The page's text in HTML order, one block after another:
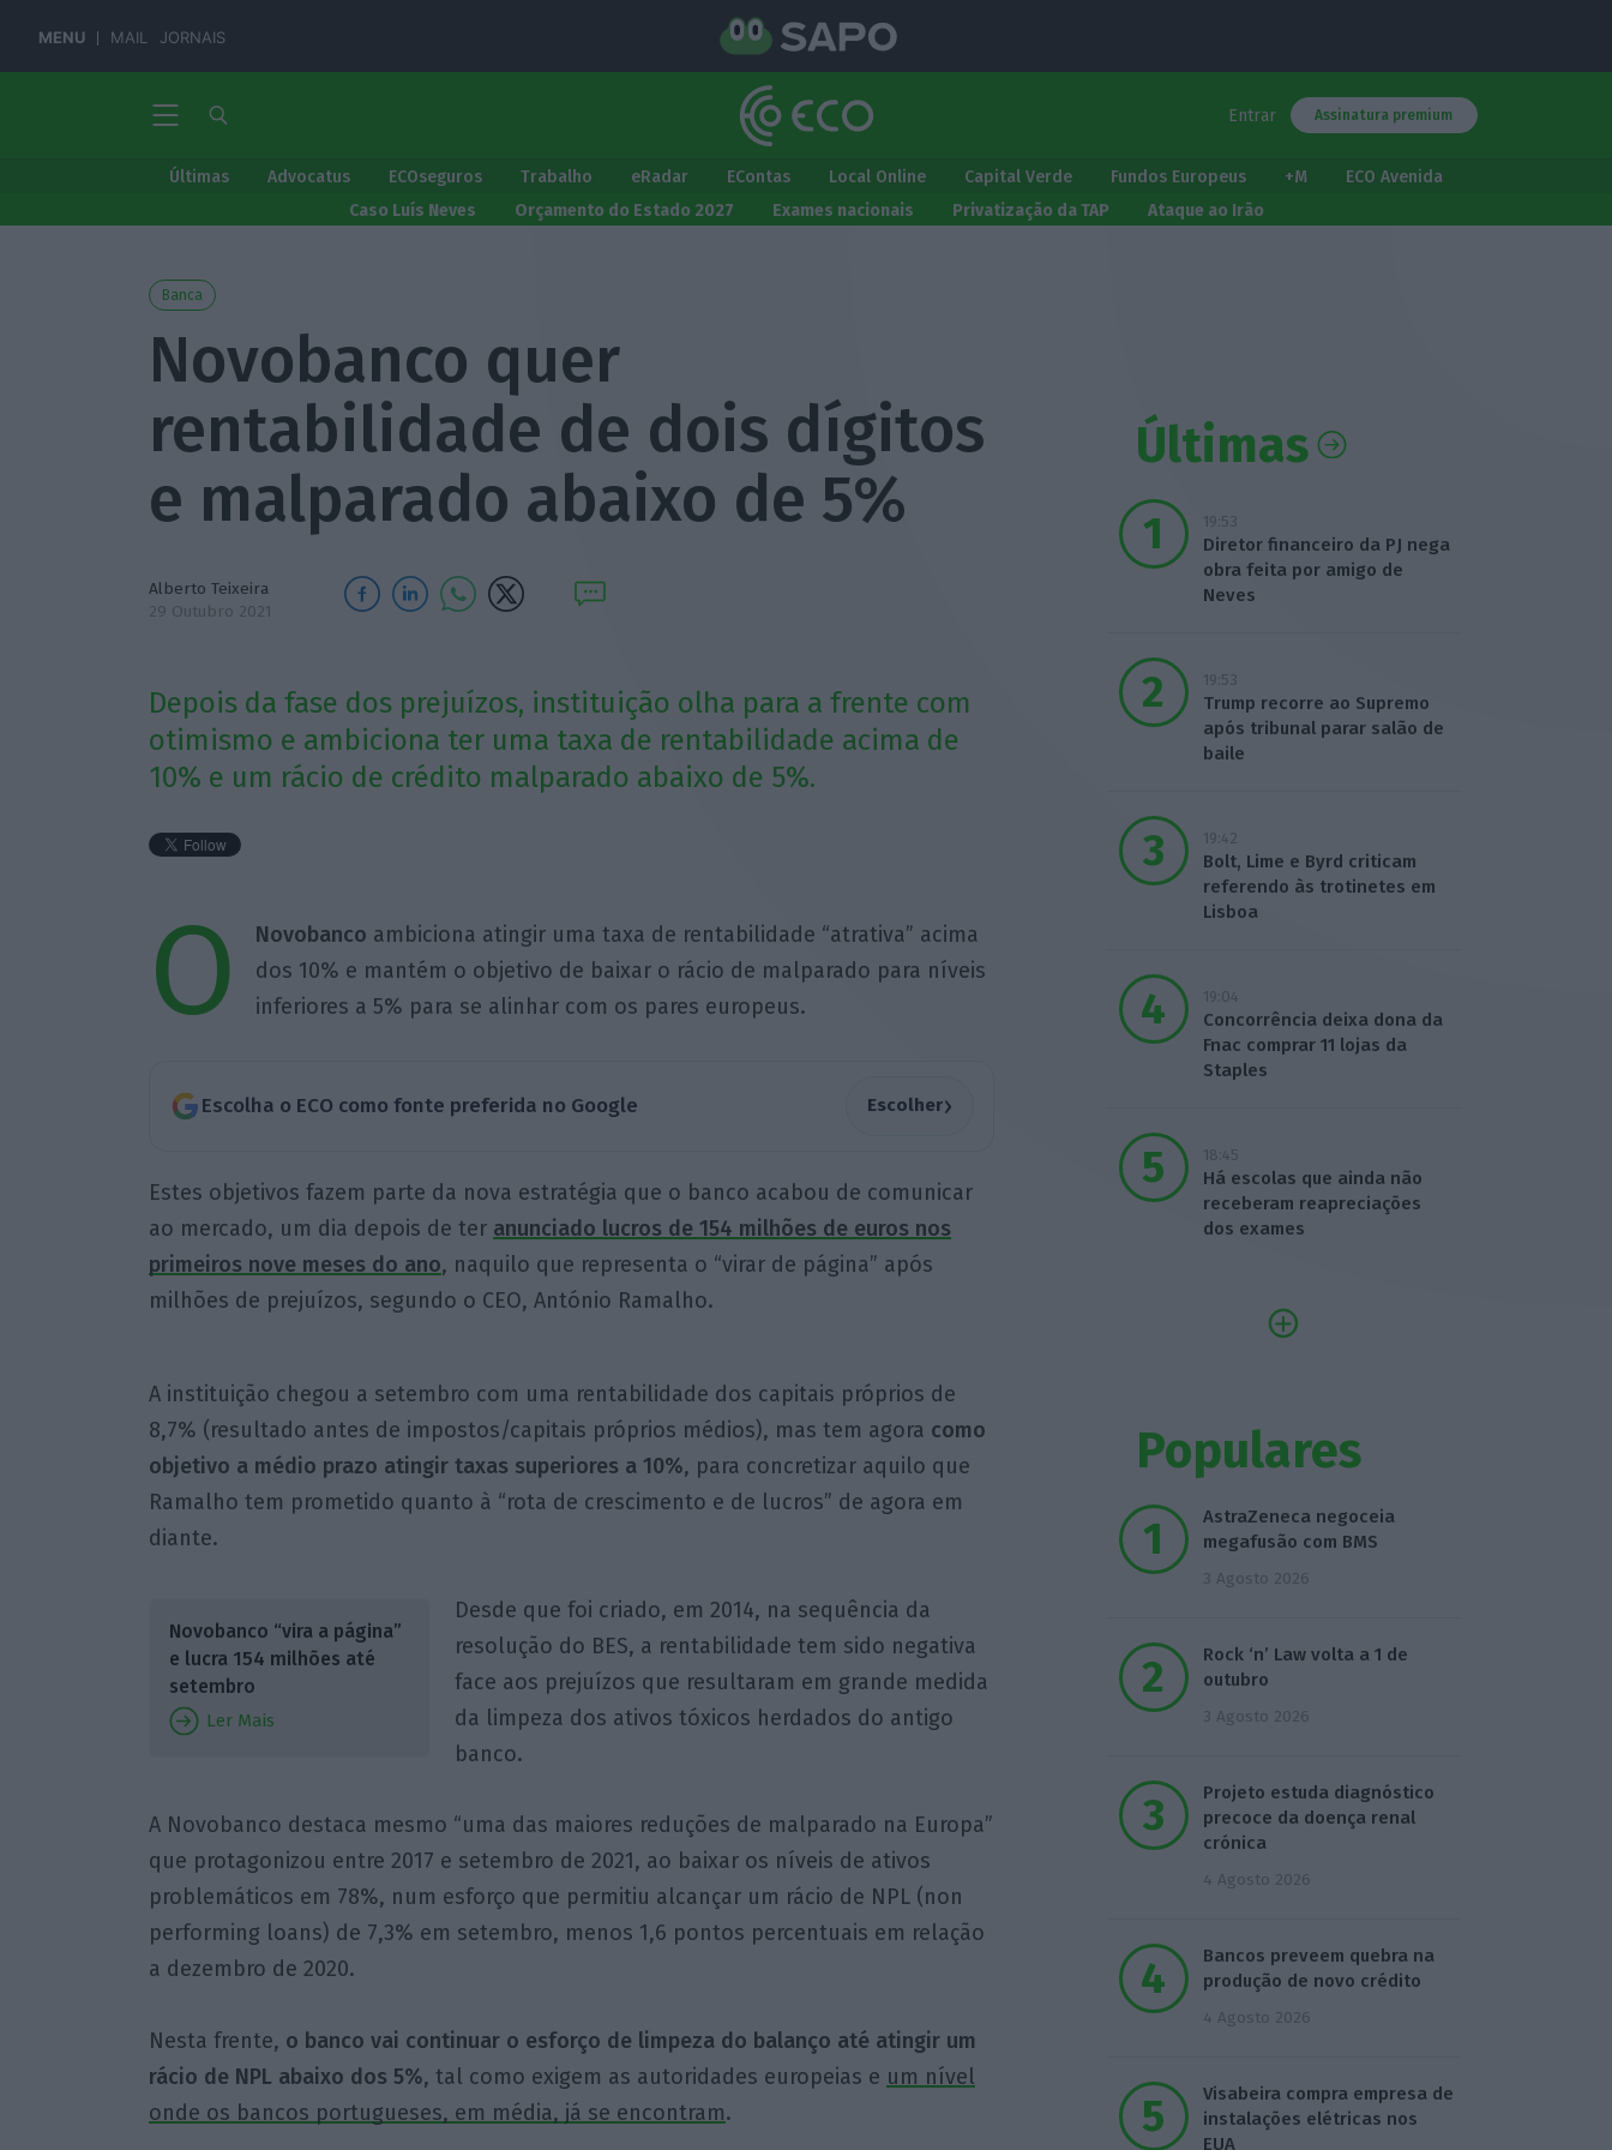
MENU MAIL JORNAIS
Entrar Assinatura premium
Últimas Advocatus ECOseguros Trabalho eRadar EContas Local Online Capital Verde Fundos Europeus +M
ECO Avenida
Caso Luís Neves
Orçamento do Estado 2027 Exames nacionais Privatização da TAP Ataque ao Irão
Banca
Novobanco quer
rentabilidade de dois dígitos
e malparado abaixo de 5%
Alberto Teixeira
29 Outubro 2021
Depois da fase dos prejuízos, instituição olha para a frente com
otimismo e ambiciona ter uma taxa de rentabilidade acima de
10% e um rácio de crédito malparado abaixo de 5%.
O Novobanco ambiciona atingir uma taxa de rentabilidade “atrativa” acima
dos 10% e mantém o objetivo de baixar o rácio de malparado para níveis
inferiores a 5% para se alinhar com os pares europeus.
Escolha o ECO como fonte preferida no Google Escolher›
Estes objetivos fazem parte da nova estratégia que o banco acabou de comunicar
ao mercado, um dia depois de ter anunciado lucros de 154 milhões de euros nos
primeiros nove meses do ano, naquilo que representa o “virar de página” após
milhões de prejuízos, segundo o CEO, António Ramalho.
A instituição chegou a setembro com uma rentabilidade dos capitais próprios de
8,7% (resultado antes de impostos/capitais próprios médios), mas tem agora como
objetivo a médio prazo atingir taxas superiores a 10%, para concretizar aquilo que
Ramalho tem prometido quanto à “rota de crescimento e de lucros” de agora em
diante.
Novobanco “vira a página”
e lucra 154 milhões até
setembro
Ler Mais
Desde que foi criado, em 2014, na sequência da
resolução do BES, a rentabilidade tem sido negativa
face aos prejuízos que resultaram em grande medida
da limpeza dos ativos tóxicos herdados do antigo
banco.
A Novobanco destaca mesmo “uma das maiores reduções de malparado na Europa”
que protagonizou entre 2017 e setembro de 2021, ao baixar os níveis de ativos
problemáticos em 78%, num esforço que permitiu alcançar um rácio de NPL (non
performing loans) de 7,3% em setembro, menos 1,6 pontos percentuais em relação
a dezembro de 2020.
Nesta frente, o banco vai continuar o esforço de limpeza do balanço até atingir um
rácio de NPL abaixo dos 5%, tal como exigem as autoridades europeias e um nível
onde os bancos portugueses, em média, já se encontram.
Últimas
19:53
Diretor financeiro da PJ nega
obra feita por amigo de
Neves
19:53
Trump recorre ao Supremo
após tribunal parar salão de
baile
19:42
Bolt, Lime e Byrd criticam
referendo às trotinetes em
Lisboa
19:04
Concorrência deixa dona da
Fnac comprar 11 lojas da
Staples
18:45
Há escolas que ainda não
receberam reapreciações
dos exames
Populares
AstraZeneca negoceia
megafusão com BMS
3 Agosto 2026
Rock ‘n’ Law volta a 1 de
outubro
3 Agosto 2026
Projeto estuda diagnóstico
precoce da doença renal
crónica
4 Agosto 2026
Bancos preveem quebra na
produção de novo crédito
4 Agosto 2026
Visabeira compra empresa de
instalações elétricas nos
EUA